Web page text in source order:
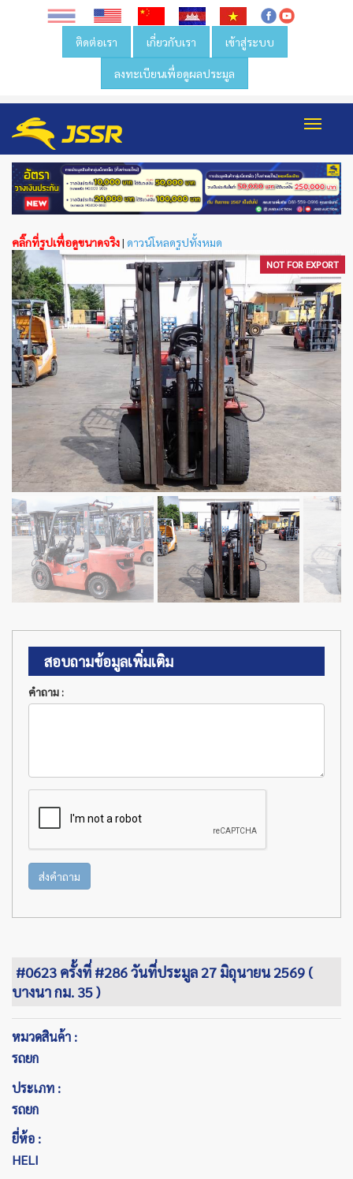
ติดต่อเรา เกี่ยวกับเรา เข้าสู่ระบบ
ลงทะเบียนเพื่อดูผลประมูล
คลิ๊กที่รูปเพื่อดูขนาดจริง| ดาวน์โหลดรูปทั้งหมด
NOT FOR EXPORT
NOT FOR EXPORT
NOT FOR EXPORT
NOT FOR EXPORT
NOT FOR EXPORT
NOT FOR EXPORT
NOT FOR EXPORT
NOT FOR EXPORT
NOT FOR EXPORT
NOT FOR EXPORT
NOT FOR EXPORT
NOT FOR EXPORT
NOT FOR EXPORT
NOT FOR EXPORT
NOT FOR EXPORT
NOT FOR EXPORT
NOT FOR EXPORT
NOT FOR EXPORT
NOT FOR EXPORT
NOT FOR EXPORT
NOT FOR EXPORT
NOT FOR EXPORT
NOT FOR EXPORT
NOT FOR EXPORT
NOT FOR EXPORT
NOT FOR EXPORT
NOT FOR EXPORT
NOT FOR EXPORT
NOT FOR EXPORT
NOT FOR EXPORT
NOT FOR EXPORT
NOT FOR EXPORT
NOT FOR EXPORT
NOT FOR EXPORT
NOT FOR EXPORT
NOT FOR EXPORT
NOT FOR EXPORT
NOT FOR EXPORT
สอบถามข้อมูลเพิ่มเติม
คำถาม :
ส่งคำถาม
#0623 ครั้งที่ #286 วันที่ประมูล 27 มิถุนายน 2569 (
บางนา กม. 35 )
หมวดสินค้า :
รถยก
ประเภท :
รถยก
ยี่ห้อ :
HELI